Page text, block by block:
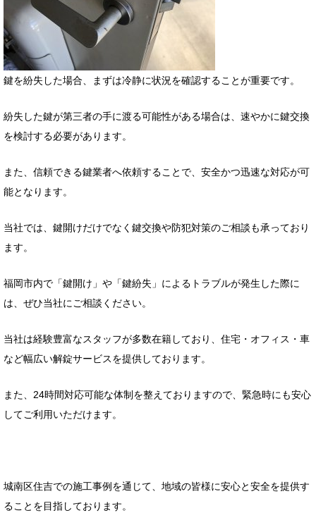
鍵を紛失した場合、まずは冷静に状況を確認することが重要です。
紛失した鍵が第三者の手に渡る可能性がある場合は、速やかに鍵交換
を検討する必要があります。
また、信頼できる鍵業者へ依頼することで、安全かつ迅速な対応が可
能となります。
当社では、鍵開けだけでなく鍵交換や防犯対策のご相談も承っており
ます。
福岡市内で「鍵開け」や「鍵紛失」によるトラブルが発生した際に
は、ぜひ当社にご相談ください。
当社は経験豊富なスタッフが多数在籍しており、住宅・オフィス・車
など幅広い解錠サービスを提供しております。
また、24時間対応可能な体制を整えておりますので、緊急時にも安心
してご利用いただけます。
城南区住吉での施工事例を通じて、地域の皆様に安心と安全を提供す
ることを目指しております。